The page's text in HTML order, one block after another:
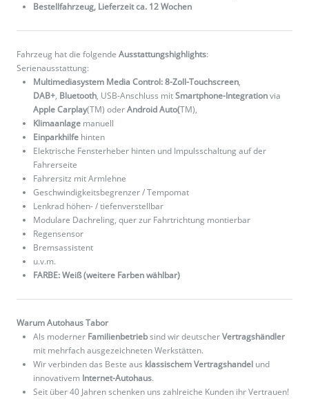
Bestellfahrzeug, Lieferzeit ca. 12 Wochen
Fahrzeug hat die folgende Ausstattungshighlights:
Serienausstattung:
Multimediasystem Media Control: 8-Zoll-Touchscreen,
DAB+, Bluetooth, USB-Anschluss mitSmartphone-Integrationvia
Apple Carplay(TM) oderAndroid Auto(TM),
Klimaanlage manuell
Einparkhilfe hinten
Elektrische Fensterheber hinten und Impulsschaltung auf der
Fahrerseite
Fahrersitz mit Armlehne
Geschwindigkeitsbegrenzer / Tempomat
Lenkrad höhen- / tiefenverstellbar
Modulare Dachreling, quer zur Fahrtrichtung montierbar
Regensensor
Bremsassistent
u.v.m.
FARBE: Weiß (weitere Farben wählbar)
Warum Autohaus Tabor
Als moderner Familienbetriebsind wir deutscherVertragshändler
mit mehrfach ausgezeichneten Werkstätten.
Wir verbinden das Beste aus klassischem Vertragshandel und
innovativem Internet-Autohaus.
Seit über 40 Jahren schenken uns zahlreiche Kunden ihr Vertrauen!